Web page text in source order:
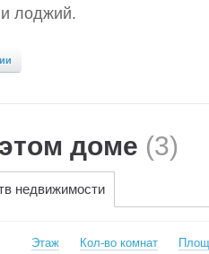
лоджий.
доме (3)
недвижимости
Этаж Кол-во комнат